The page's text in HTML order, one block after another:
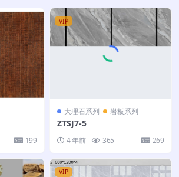
199
VIP
大理石系列 岩板系列
ZTSJ7-5
4 年前 365 269
VIP